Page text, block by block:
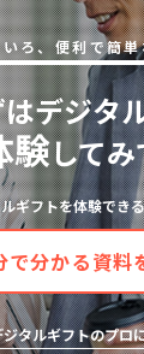
ろ、便利で簡
デジタ
験して
ギフトを体験でき
で分かる資料
タルギフトのプロ